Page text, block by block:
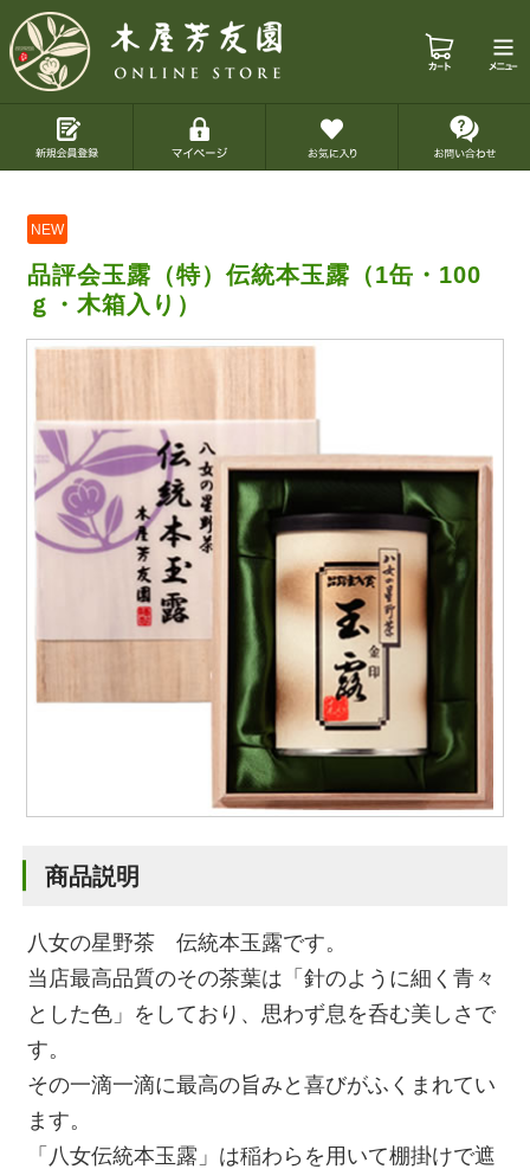
NEW
品評会玉露（特）伝統本玉露（1缶・100
ｇ・木箱入り）
商品説明
八女の星野茶 伝統本玉露です。
当店最高品質のその茶葉は「針のように細く青々
とした色」をしており、思わず息を呑む美しさで
す。
その一滴一滴に最高の旨みと喜びがふくまれてい
ます。
「八女伝統本玉露」は稲わらを用いて棚掛けで遮